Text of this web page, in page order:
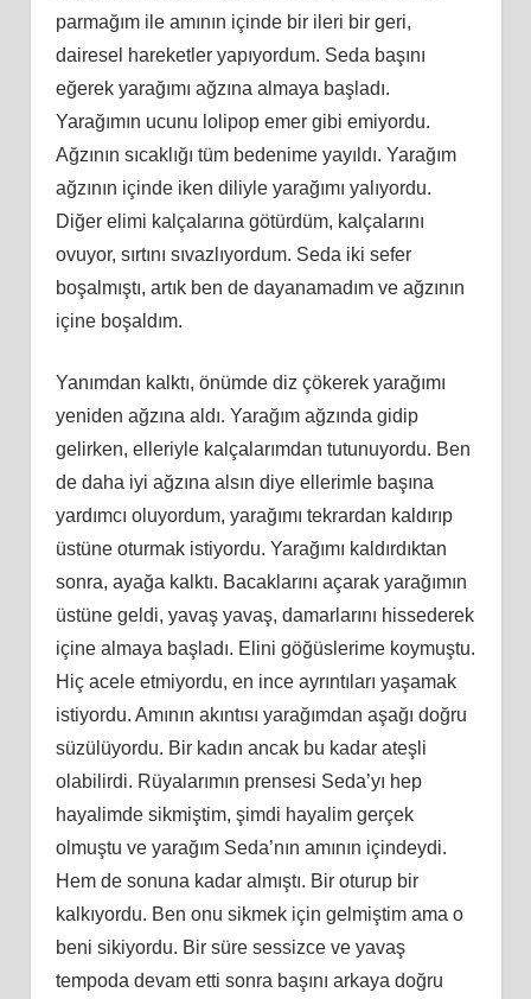
parmağım ile amının içinde bir ileri bir geri,
dairesel hareketler yapıyordum. Seda başını
eğerek yarağımı ağzına almaya başladı.
Yarağımın ucunu lolipop emer gibi emiyordu.
Ağzının sıcaklığı tüm bedenime yayıldı. Yarağım
ağzının içinde iken diliyle yarağımı yalıyordu.
Diğer elimi kalçalarına götürdüm, kalçalarını
ovuyor, sırtını sıvazlıyordum. Seda iki sefer
boşalmıştı, artık ben de dayanamadım ve ağzının
içine boşaldım.
Yanımdan kalktı, önümde diz çökerek yarağımı
yeniden ağzına aldı. Yarağım ağzında gidip
gelirken, elleriyle kalçalarımdan tutunuyordu. Ben
de daha iyi ağzına alsın diye ellerimle başına
yardımcı oluyordum, yarağımı tekrardan kaldırıp
üstüne oturmak istiyordu. Yarağımı kaldırdıktan
sonra, ayağa kalktı. Bacaklarını açarak yarağımın
üstüne geldi, yavaş yavaş, damarlarını hissederek
içine almaya başladı. Elini göğüslerime koymuştu.
Hiç acele etmiyordu, en ince ayrıntıları yaşamak
istiyordu. Amının akıntısı yarağımdan aşağı doğru
süzülüyordu. Bir kadın ancak bu kadar ateşli
olabilirdi. Rüyalarımın prensesi Seda’yı hep
hayalimde sikmiştim, şimdi hayalim gerçek
olmuştu ve yarağım Seda’nın amının içindeydi.
Hem de sonuna kadar almıştı. Bir oturup bir
kalkıyordu. Ben onu sikmek için gelmiştim ama o
beni sikiyordu. Bir süre sessizce ve yavaş
tempoda devam etti sonra başını arkaya doğru